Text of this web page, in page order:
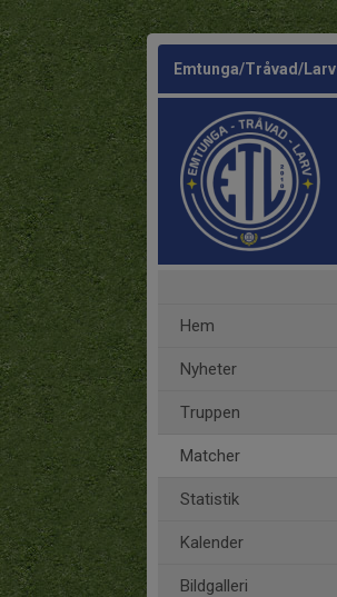
Emtunga/Tråvad/Larv
Hem
Nyheter
Truppen
Matcher
Statistik
Kalender
Bildgalleri